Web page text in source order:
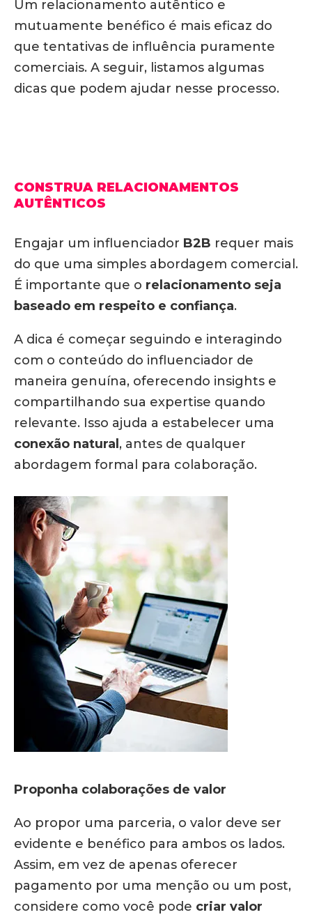
Um relacionamento autêntico e
mutuamente benéfico é mais eficaz do
que tentativas de influência puramente
comerciais. A seguir, listamos algumas
dicas que podem ajudar nesse processo.
CONSTRUA RELACIONAMENTOS
AUTÊNTICOS
Engajar um influenciador B2B requer mais
do que uma simples abordagem comercial.
É importante que o relacionamento seja
baseado em respeito e confiança.
A dica é começar seguindo e interagindo
com o conteúdo do influenciador de
maneira genuína, oferecendo insights e
compartilhando sua expertise quando
relevante. Isso ajuda a estabelecer uma
conexão natural, antes de qualquer
abordagem formal para colaboração.
Proponha colaborações de valor
Ao propor uma parceria, o valor deve ser
evidente e benéfico para ambos os lados.
Assim, em vez de apenas oferecer
pagamento por uma menção ou um post,
considere como você pode criar valor